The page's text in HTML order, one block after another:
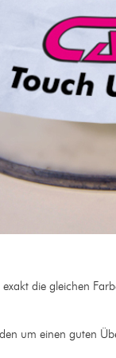
exakt die gleichen
um einen guten